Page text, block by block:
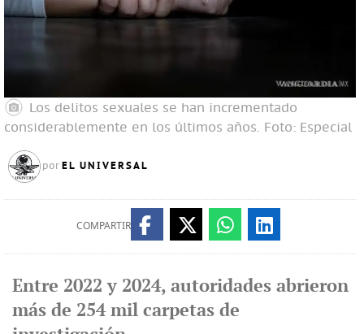
Los delitos sexuales se han incrementado
considerablemente en los últimos años. Foto: Especial
por EL UNIVERSAL
COMPARTIR
Entre 2022 y 2024, autoridades abrieron
más de 254 mil carpetas de